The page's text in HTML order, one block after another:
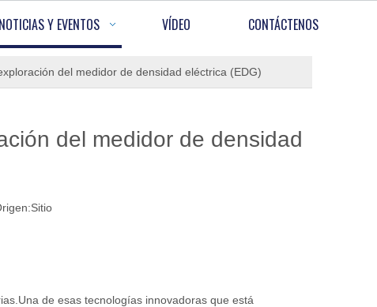
NOTICIAS Y EVENTOS VÍDEO CONTÁCTENOS
del medidor de densidad eléctrica (EDG)
del medidor de densidad
Sitio
de esas tecnologías innovadoras que está